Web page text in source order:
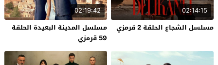
02:14:15
مسلسل الشجاع الحلقة 2 قرمزي
02:19:42
مسلسل المدينة البعيدة الحلقة
59 قرمزي